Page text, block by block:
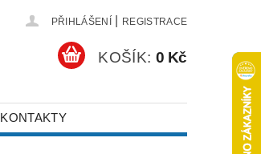
PŘIHLÁŠENÍ REGISTRACE
KOŠÍK: 0 Kč
KONTAKTY